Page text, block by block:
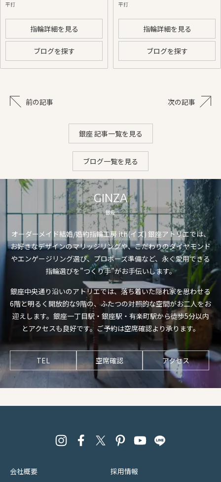
平打
指輪詳細を見る
ブログを探す
平打
指輪詳細を見る
ブログを探す
前の記事 次の記事
銀座 記事一覧を見る
ブログ一覧を見る
GINZA
銀座
オーダーメイド結婚/婚約指輪工房 ith(イズ) 銀座アトリエでは、
お好きなデザインのマリッジリングや、こだわりのダイヤモンド
やエンゲージリング選び、プロポーズ準備など、永く愛用できる
指輪選びを”つくり手”がお手伝いします。
銀座中央通り沿いのアトリエでは、落ち着いた隠れ家を思わせる
6階と明るく開放的な9階の、ふたつの対照的な空間がお二人をお
迎えします。銀座一丁目駅・銀座駅・有楽町駅から徒歩5分以内
とアクセスも良好です。ご予約は空席確認より承ります。
TEL 空席確認 アクセス
会社概要 採用情報